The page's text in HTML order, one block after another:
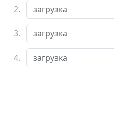
2.
3.
4.